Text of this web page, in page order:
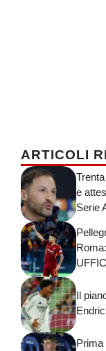
ARTICOLI
e
Serie
Il
Prima